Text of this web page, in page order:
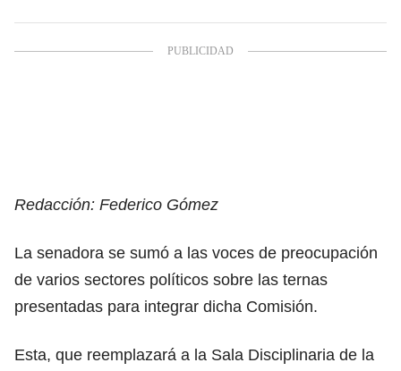
Redacción: Federico Gómez
La senadora se sumó a las voces de preocupación
de varios sectores políticos sobre las ternas
presentadas para integrar dicha Comisión.
Esta, que reemplazará a la Sala Disciplinaria de la